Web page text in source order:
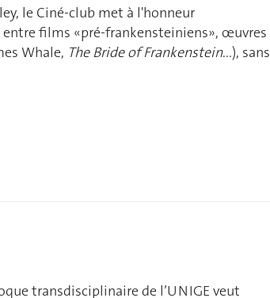
le Ciné-club met à l'honneur
films «pré-frankensteiniens», œuvres
Whale, The Bride of Frankenstein...), sans
transdisciplinaire de l’UNIGE veut